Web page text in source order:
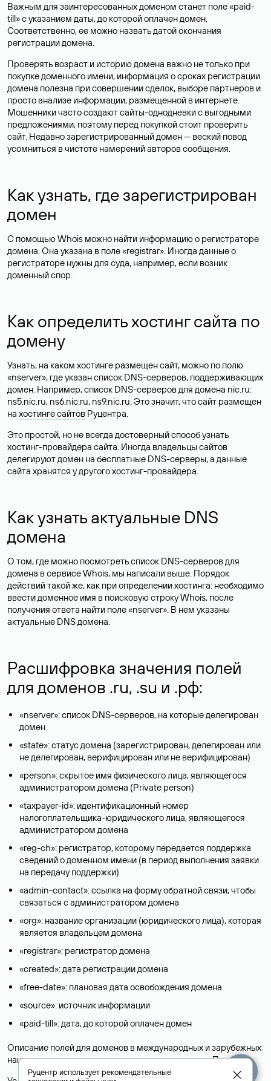
Важным для заинтересованных доменом станет поле «paid-
till» с указанием даты, до которой оплачен домен.
Соответственно, ее можно назвать датой окончания
регистрации домена.
Проверять возраст и историю домена важно не только при
покупке доменного имени, информация о сроках регистрации
домена полезна при совершении сделок, выборе партнеров и
просто анализе информации, размещенной в интернете.
Мошенники часто создают сайты-однодневки с выгодными
предложениями, поэтому перед покупкой стоит проверить
сайт. Недавно зарегистрированный домен — веский повод
усомниться в чистоте намерений авторов сообщения.
Как узнать, где зарегистрирован
домен
С помощью Whois можно найти информацию о регистраторе
домена. Она указана в поле «registrar». Иногда данные о
регистраторе нужны для суда, например, если возник
доменный спор.
Как определить хостинг сайта по
домену
Узнать, на каком хостинге размещен сайт, можно по полю
«nserver», где указан список DNS-серверов, поддерживающих
домен. Например, список DNS-серверов для домена nic.ru:
ns5.nic.ru, ns6.nic.ru, ns9.nic.ru. Это значит, что сайт размещен
на хостинге сайтов Руцентра.
Это простой, но не всегда достоверный способ узнать
хостинг-провайдера сайта. Иногда владельцы сайтов
делегируют домен на бесплатные DNS-серверы, а данные
сайта хранятся у другого хостинг-провайдера.
Как узнать актуальные DNS
домена
О том, где можно посмотреть список DNS-серверов для
домена в сервисе Whois, мы написали выше. Порядок
действий такой же, как при определении хостинга: необходимо
ввести доменное имя в поисковую строку Whois, после
получения ответа найти поле «nserver». В нем указаны
актуальные DNS домена.
Расшифровка значения полей
для доменов .ru, .su и .рф:
«nserver»: список DNS-серверов, на которые делегирован
домен
«state»: статус домена (зарегистрирован, делегирован или
не делегирован, верифицирован или не верифицирован)
«person»: скрытое имя физического лица, являющегося
администратором домена (Privatе person)
«taxpayer-id»: идентификационный номер
налогоплательщика-юридического лица, являющегося
администратором домена
«reg-ch»: регистратор, которому передается поддержка
сведений о доменном имени (в период выполнения заявки
на передачу поддержки)
«admin-contact»: ссылка на форму обратной связи, чтобы
связаться с администратором домена
«org»: название организации (юридического лица), которая
является владельцем домена
«registrar»: регистратор домена
«created»: дата регистрации домена
«free-date»: плановая дата освобождения домена
«source»: источник информации
«paid-till»: дата, до которой оплачен домен
Описание полей для доменов в международных и зарубежных
национальных доменах представлены в разделе «Помощь».
Руцентр используетрекомендательные